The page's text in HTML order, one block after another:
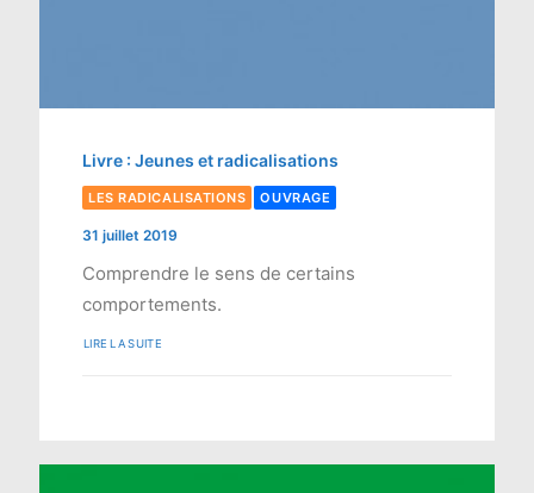
Livre : Jeunes et radicalisations
LES RADICALISATIONS OUVRAGE
31 juillet 2019
Comprendre le sens de certains
comportements.
LIRE LA SUITE